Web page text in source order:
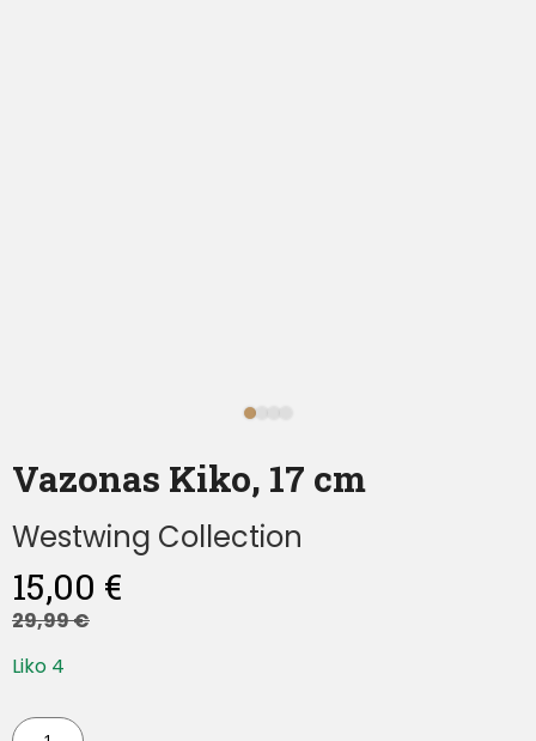
Vazonas Kiko, 17 cm
Westwing Collection
15,00 €
29,99€
Liko 4